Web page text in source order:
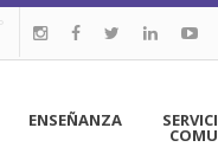
ENSEÑANZA